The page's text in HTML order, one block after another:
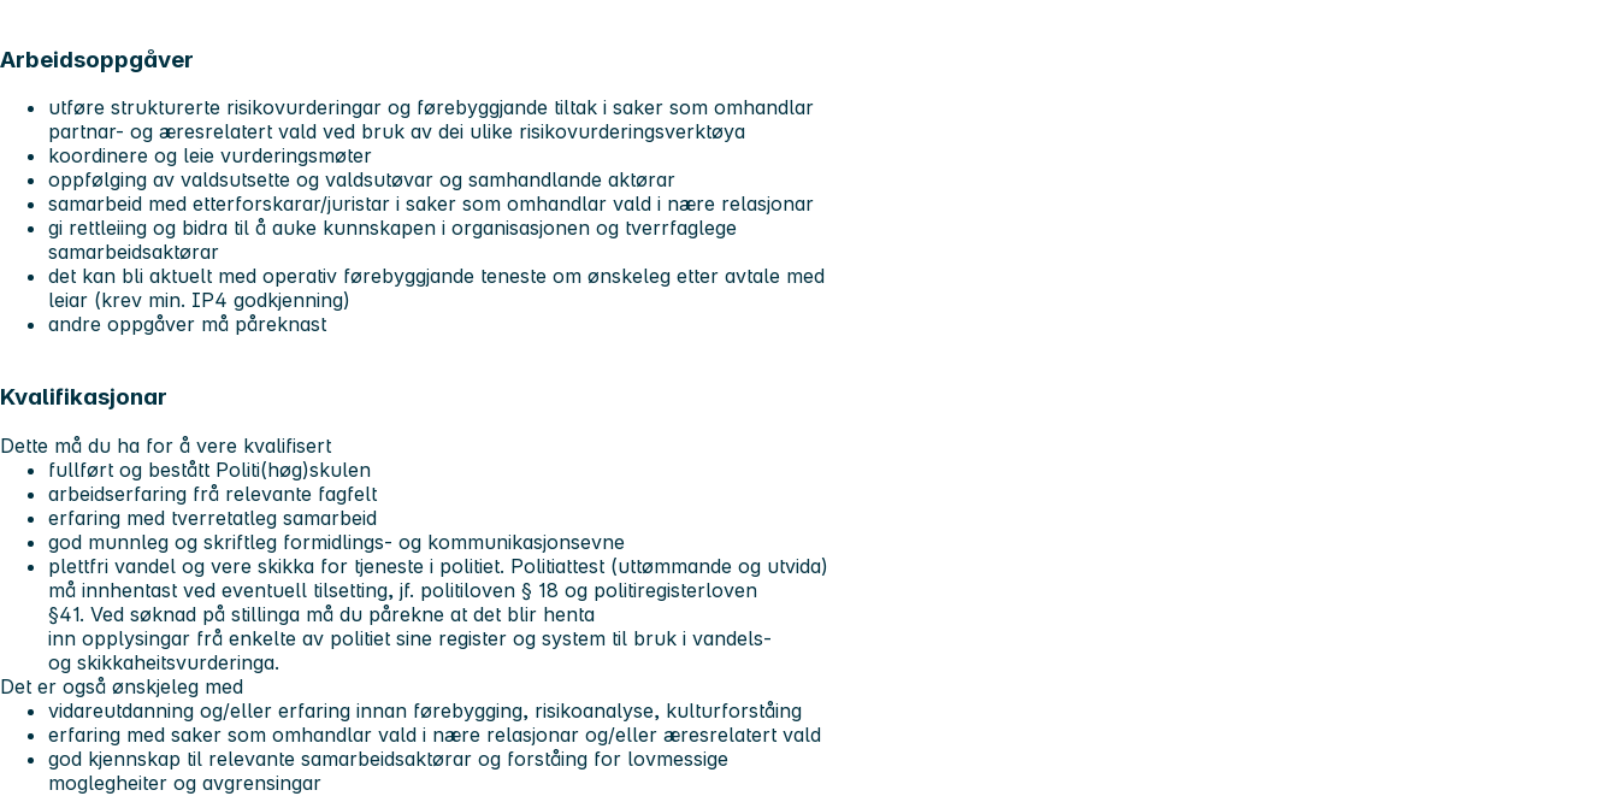
Arbeidsoppgåver
utføre strukturerte risikovurderingar og førebyggjande tiltak i saker som omhandlar
partnar- og æresrelatert vald ved bruk av dei ulike risikovurderingsverktøya
koordinere og leie vurderingsmøter
oppfølging av valdsutsette og valdsutøvar og samhandlande aktørar
samarbeid med etterforskarar/juristar i saker som omhandlar vald i nære relasjonar
gi rettleiing og bidra til å auke kunnskapen i organisasjonen og tverrfaglege
samarbeidsaktørar
det kan bli aktuelt med operativ førebyggjande teneste om ønskeleg etter avtale med
leiar (krev min. IP4 godkjenning)
andre oppgåver må påreknast
Kvalifikasjonar
Dette må du ha for å vere kvalifisert
fullført og bestått Politi(høg)skulen
arbeidserfaring frå relevante fagfelt
erfaring med tverretatleg samarbeid
god munnleg og skriftleg formidlings- og kommunikasjonsevne
plettfri vandel og vere skikka for tjeneste i politiet. Politiattest (uttømmande og utvida)
må innhentast ved eventuell tilsetting, jf. politiloven § 18 og politiregisterloven
§41. Ved søknad på stillinga må du pårekne at det blir henta
inn opplysingar frå enkelte av politiet sine register og system til bruk i vandels-
og skikkaheitsvurderinga.
Det er også ønskjeleg med
vidareutdanning og/eller erfaring innan førebygging, risikoanalyse, kulturforståing
erfaring med saker som omhandlar vald i nære relasjonar og/eller æresrelatert vald
god kjennskap til relevante samarbeidsaktørar og forståing for lovmessige
moglegheiter og avgrensingar